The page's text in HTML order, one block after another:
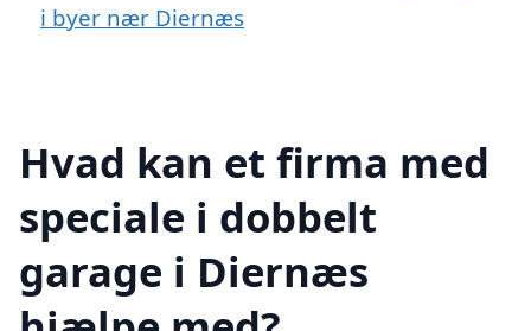
i byer nær Diernæs
Hvad kan et firma med
speciale i dobbelt
garage i Diernæs